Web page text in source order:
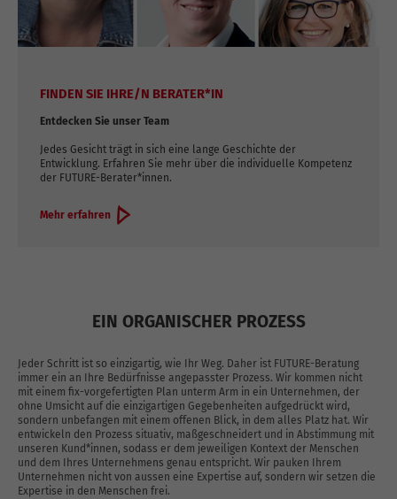
FINDEN SIE IHRE/N BERATER*IN
Entdecken Sie unser Team
Jedes Gesicht trägt in sich eine lange Geschichte der
Entwicklung. Erfahren Sie mehr über die individuelle Kompetenz
der FUTURE-Berater*innen.
Mehr erfahren
EIN ORGANISCHER PROZESS
Jeder Schritt ist so einzigartig, wie Ihr Weg. Daher ist FUTURE-Beratung
immer ein an Ihre Bedürfnisse angepasster Prozess. Wir kommen nicht
mit einem fix-vorgefertigten Plan unterm Arm in ein Unternehmen, der
ohne Umsicht auf die einzigartigen Gegebenheiten aufgedrückt wird,
sondern unbefangen mit einem offenen Blick, in dem alles Platz hat. Wir
entwickeln den Prozess situativ, maßgeschneidert und in Abstimmung mit
unseren Kund*innen, sodass er dem jeweiligen Kontext der Menschen
und dem Ihres Unternehmens genau entspricht. Wir pauken Ihrem
Unternehmen nicht von aussen eine Expertise auf, sondern wir setzen die
Expertise in den Menschen frei.